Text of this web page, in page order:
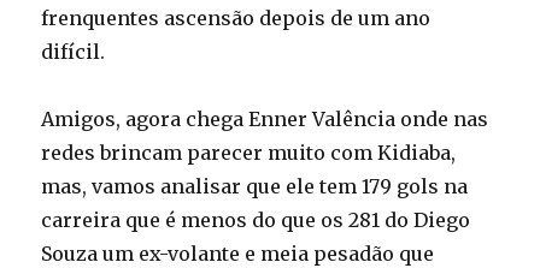
frenquentes ascensão depois de um ano
difícil.
Amigos, agora chega Enner Valência onde nas
redes brincam parecer muito com Kidiaba,
mas, vamos analisar que ele tem 179 gols na
carreira que é menos do que os 281 do Diego
Souza um ex-volante e meia pesadão que